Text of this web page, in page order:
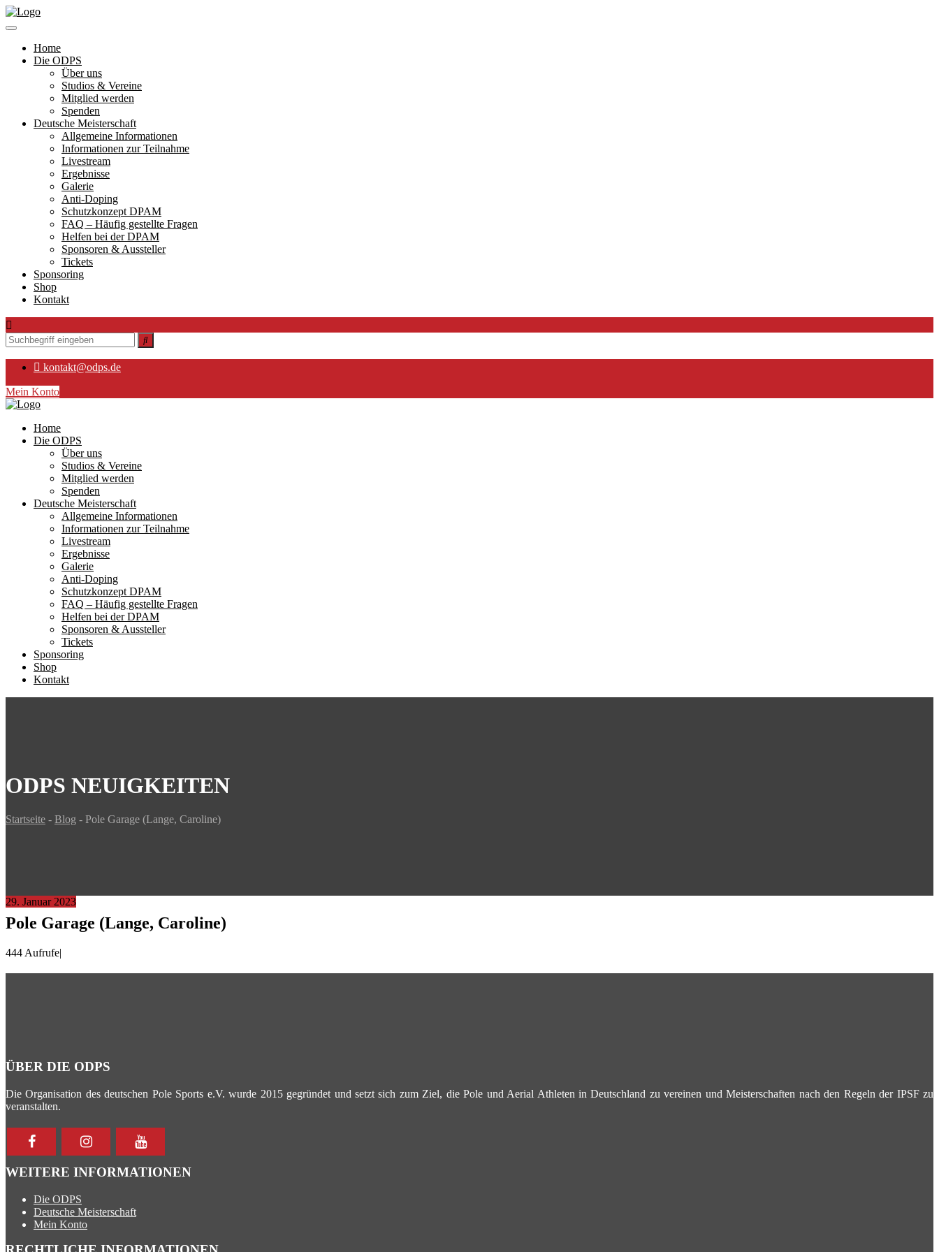
Home
Die ODPS
Über uns
Studios & Vereine
Mitglied werden
Spenden
Deutsche Meisterschaft
Allgemeine Informationen
Informationen zur Teilnahme
Livestream
Ergebnisse
Galerie
Anti-Doping
Schutzkonzept DPAM
FAQ – Häufig gestellte Fragen
Helfen bei der DPAM
Sponsoren & Aussteller
Tickets
Sponsoring
Shop
Kontakt
kontakt@odps.de
Mein Konto
Home
Die ODPS
Über uns
Studios & Vereine
Mitglied werden
Spenden
Deutsche Meisterschaft
Allgemeine Informationen
Informationen zur Teilnahme
Livestream
Ergebnisse
Galerie
Anti-Doping
Schutzkonzept DPAM
FAQ – Häufig gestellte Fragen
Helfen bei der DPAM
Sponsoren & Aussteller
Tickets
Sponsoring
Shop
Kontakt
ODPS NEUIGKEITEN
Startseite - Blog - Pole Garage (Lange, Caroline)
29. Januar 2023
Pole Garage (Lange, Caroline)
444 Aufrufe|
ÜBER DIE ODPS
Die Organisation des deutschen Pole Sports e.V. wurde 2015 gegründet und setzt sich zum Ziel, die Pole und Aerial Athleten in Deutschland zu vereinen und Meisterschaften nach den Regeln der IPSF zu
veranstalten.
WEITERE INFORMATIONEN
Die ODPS
Deutsche Meisterschaft
Mein Konto